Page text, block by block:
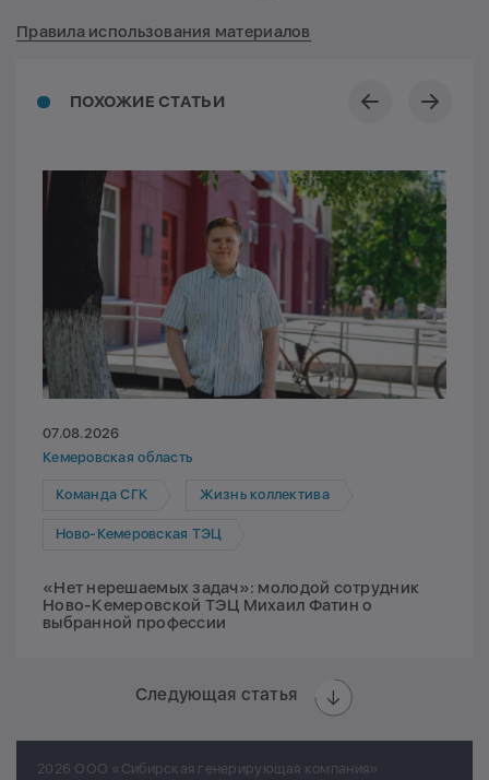
ПОХОЖИЕ СТАТЬИ
07.08.2026
Кемеровская область
Команда СГК Жизнь коллектива
Ново-Кемеровская ТЭЦ
«Нет нерешаемых задач»: молодой сотрудник
Ново-Кемеровской ТЭЦ Михаил Фатин о
выбранной профессии
Следующая статья
Правила использования материалов
2026 ООО «Сибирская генерирующая компания»